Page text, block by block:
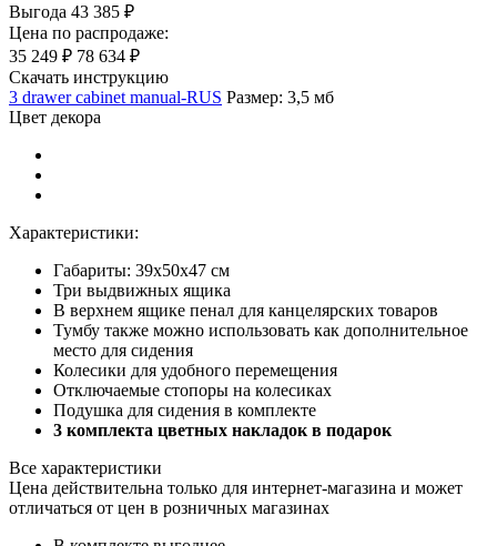
Выгода 43 385 ₽
Цена по распродаже:
35 249 ₽ 78 634 ₽
Скачать инструкцию
3 drawer cabinet manual-RUS Размер: 3,5 мб
Цвет декора
Характеристики:
Габариты: 39х50х47 см
Три выдвижных ящика
В верхнем ящике пенал для канцелярских товаров
Тумбу также можно использовать как дополнительное
место для сидения
Колесики для удобного перемещения
Отключаемые стопоры на колесиках
Подушка для сидения в комплекте
3 комплекта цветных накладок в подарок
Все характеристики
Цена действительна только для интернет-магазина и может
отличаться от цен в розничных магазинах